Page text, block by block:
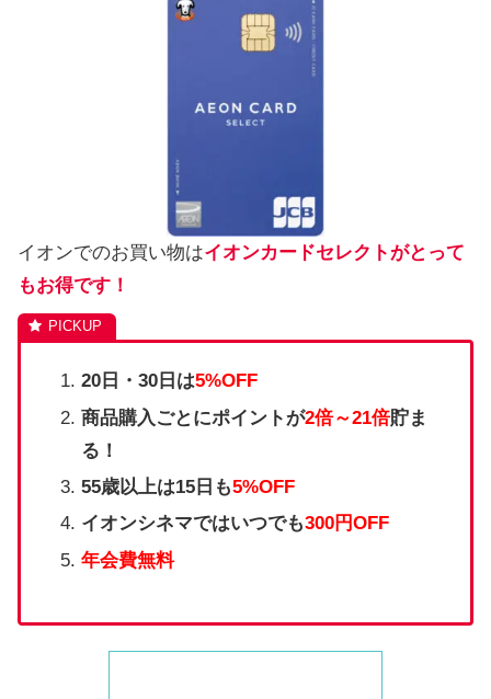
イオンでのお買い物はイオンカードセレクトがとって
もお得です！
20日・30日は5%OFF
商品購入ごとにポイントが2倍～21倍貯ま
る！
55歳以上は15日も5%OFF
イオンシネマではいつでも300円OFF
年会費無料